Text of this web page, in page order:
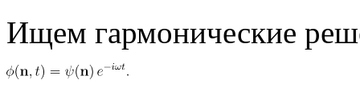
Ищем гармонические